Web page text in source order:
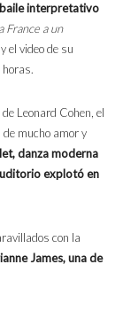
interpretativo
France a un
el video de su
horas.
Leonard Cohen, el
mucho amor y
danza moderna
explotó en
con la
James, una de